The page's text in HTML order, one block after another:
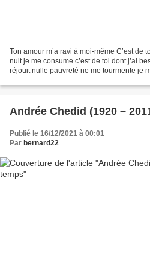
Ton amour m’a ravi à moi-même C’est de
nuit je me consume c’est de toi dont j’ai
réjouit nulle pauvreté ne me tourmente je
Andrée Chedid (1920 –
Publié le 16/12/2021 à 00:01
Par bernard22